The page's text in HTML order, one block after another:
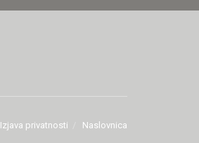
Izjava privatnosti Naslovnica